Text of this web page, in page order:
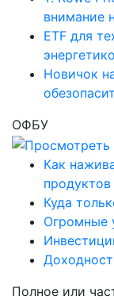
внимание
ETF для
Новичок
ОФБУ
Как
продуктов
Куда
Огромные
Полное или